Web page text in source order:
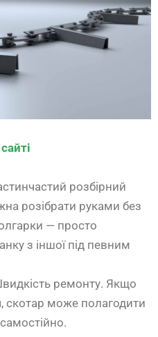
розбірний
розібрати руками без
— просто
з іншої під певним
ремонту. Якщо
скотар може полагодити